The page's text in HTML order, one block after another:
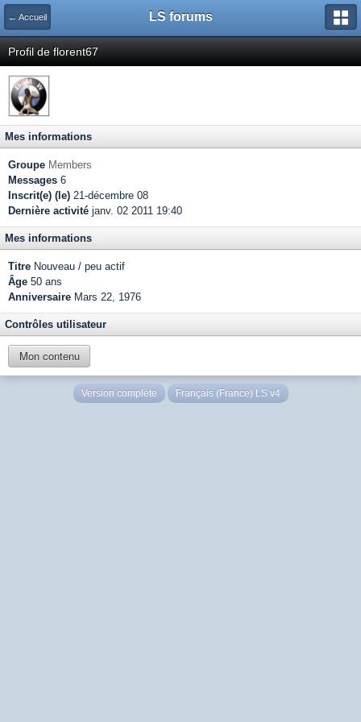
← Accueil LS forums
Profil de florent67
Mes informations
Groupe Members
Messages 6
Inscrit(e) (le) 21-décembre 08
Dernière activité janv. 02 2011 19:40
Mes informations
Titre Nouveau / peu actif
Âge 50 ans
Anniversaire Mars 22, 1976
Contrôles utilisateur
Mon contenu
Version complète Français (France) LS v4